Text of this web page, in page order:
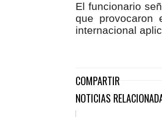
El funcionario
que provocaron
internacional
COMPARTIR
NOTICIAS